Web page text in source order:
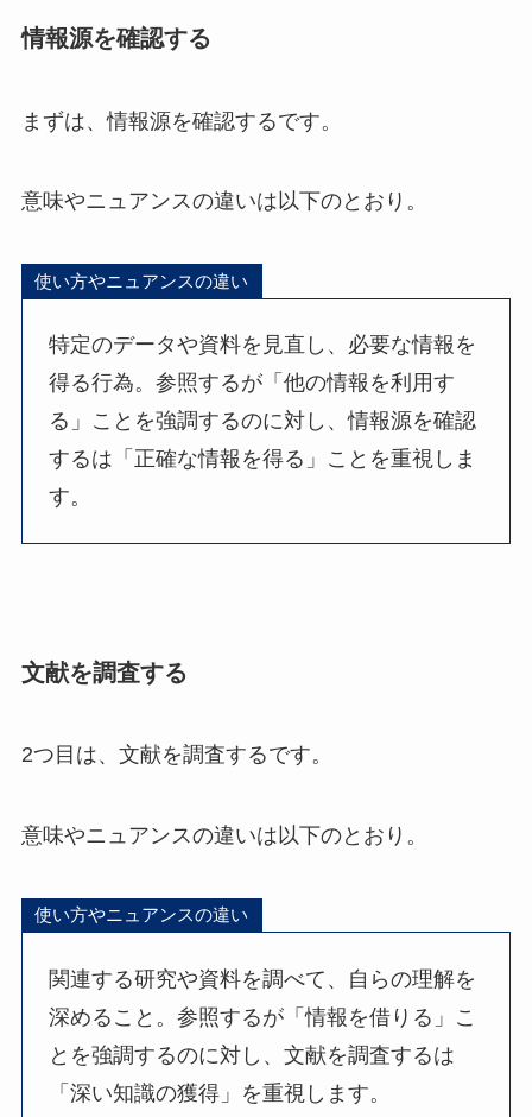
情報源を確認する
まずは、情報源を確認するです。
意味やニュアンスの違いは以下のとおり。
使い方やニュアンスの違い
特定のデータや資料を見直し、必要な情報を
得る行為。参照するが「他の情報を利用す
る」ことを強調するのに対し、情報源を確認
するは「正確な情報を得る」ことを重視しま
す。
文献を調査する
2つ目は、文献を調査するです。
意味やニュアンスの違いは以下のとおり。
使い方やニュアンスの違い
関連する研究や資料を調べて、自らの理解を
深めること。参照するが「情報を借りる」こ
とを強調するのに対し、文献を調査するは
「深い知識の獲得」を重視します。